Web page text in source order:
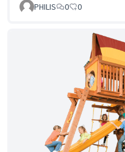
PHILIS
0 0